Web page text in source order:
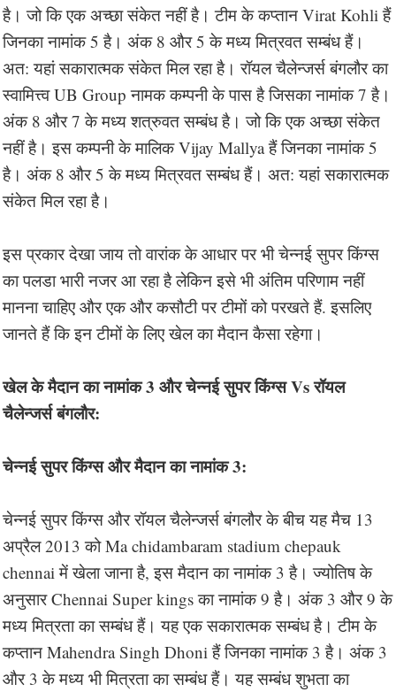
है। जो कि एक अच्छा संकेत नहीं है। टीम के कप्तान Virat Kohli हैं
जिनका नामांक 5 है। अंक 8 और 5 के मध्य मित्रवत सम्बंध हैं।
अत: यहां सकारात्मक संकेत मिल रहा है। रॉयल चैलेन्जर्स बंगलौर का
स्वामित्त्व UB Group नामक कम्पनी के पास है जिसका नामांक 7 है।
अंक 8 और 7 के मध्य शत्रुवत सम्बंध है। जो कि एक अच्छा संकेत
नहीं है। इस कम्पनी के मालिक Vijay Mallya हैं जिनका नामांक 5
है। अंक 8 और 5 के मध्य मित्रवत सम्बंध हैं। अत: यहां सकारात्मक
संकेत मिल रहा है।
इस प्रकार देखा जाय तो वारांक के आधार पर भी चेन्नई सुपर किंग्स
का पलडा भारी नजर आ रहा है लेकिन इसे भी अंतिम परिणाम नहीं
मानना चाहिए और एक और कसौटी पर टीमों को परखते हैं. इसलिए
जानते हैं कि इन टीमों के लिए खेल का मैदान कैसा रहेगा।
खेल के मैदान का नामांक 3 और चेन्नई सुपर किंग्स Vs रॉयल
चैलेन्जर्स बंगलौर:
चेन्नई सुपर किंग्स और मैदान का नामांक 3:
चेन्नई सुपर किंग्स और रॉयल चैलेन्जर्स बंगलौर के बीच यह मैच 13
अप्रैल 2013 को Ma chidambaram stadium chepauk
chennai में खेला जाना है, इस मैदान का नामांक 3 है। ज्योतिष के
अनुसार Chennai Super kings का नामांक 9 है। अंक 3 और 9 के
मध्य मित्रता का सम्बंध हैं। यह एक सकारात्मक सम्बंध है। टीम के
कप्तान Mahendra Singh Dhoni हैं जिनका नामांक 3 है। अंक 3
और 3 के मध्य भी मित्रता का सम्बंध हैं। यह सम्बंध शुभता का